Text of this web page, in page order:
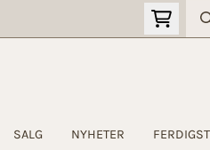
SALG NYHETER